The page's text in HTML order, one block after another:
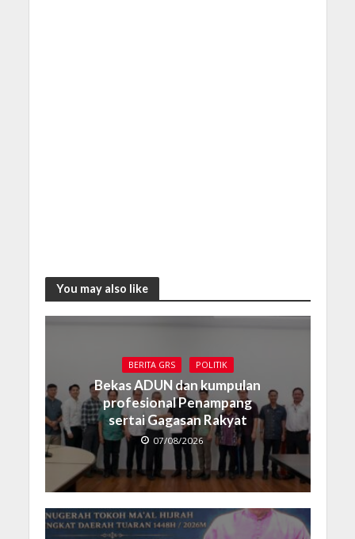
You may also like
BERITA GRS POLITIK
Bekas ADUN dan kumpulan
profesional Penampang
sertai Gagasan Rakyat
07/08/2026